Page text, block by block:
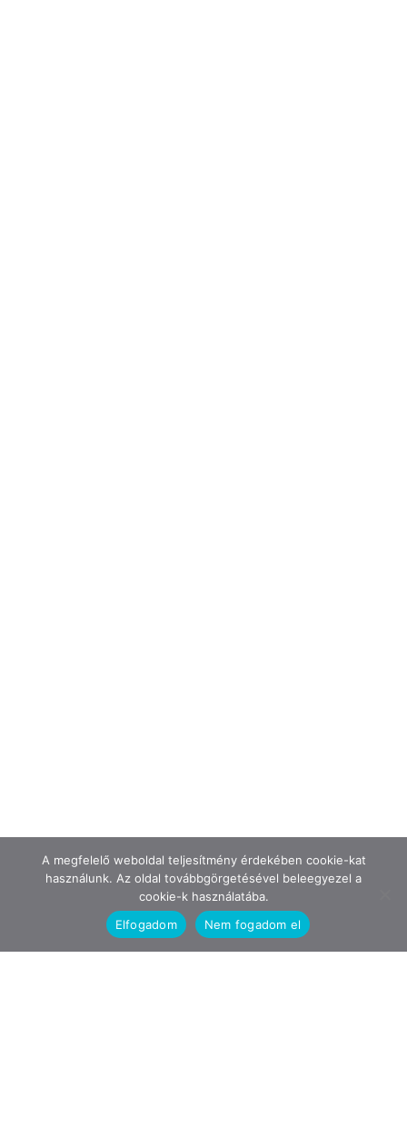
A megfelelő weboldal teljesítmény érdekében cookie-kat
használunk. Az oldal továbbgörgetésével beleegyezel a
cookie-k használatába.
Elfogadom
Nem fogadom el